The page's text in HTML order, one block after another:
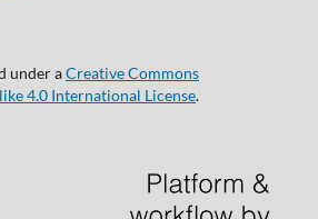
under aCreative Commons
4.0 International License.